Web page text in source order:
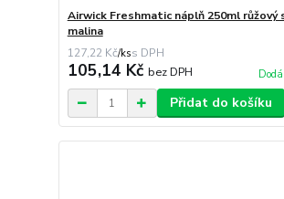
Airwick Freshmatic náplň 250ml růžový
malina
127,22 Kč/ks
105,14 Kč bez DPH
Přidat do košíku